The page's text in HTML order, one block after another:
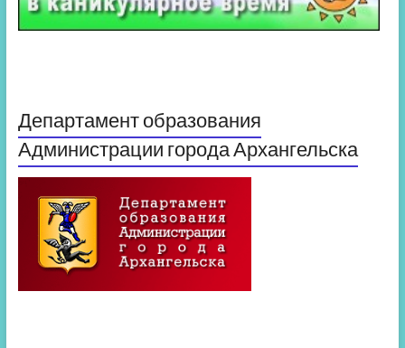
Департамент образования
Администрации города Архангельска